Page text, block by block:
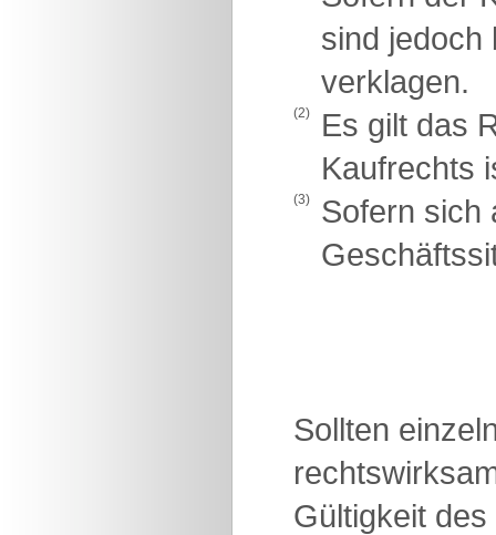
sind jedoch
verklagen.
(2)
Es gilt das
Kaufrechts
(3)
Sofern sich
Sollten
Gültigkeit